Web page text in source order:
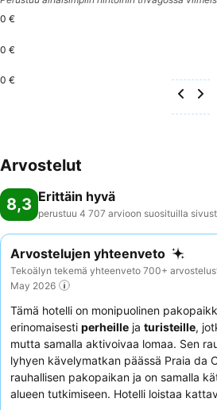
0 €
0 €
0 €
Arvostelut
8,3 Erittäin hyvä
perustuu 4 707 arvioon suosituilla
Arvostelujen yhteenveto
Tekoälyn tekemä yhteenveto 700+
May 2026
Tämä hotelli on monipuolinen
erinomaisesti perheille ja turisteille,
mutta samalla aktivoivaa lomaa. Sen
lyhyen kävelymatkan päässä Praia da
rauhallisen pakopaikan ja on samalla
alueen tutkimiseen. Hotelli loistaa